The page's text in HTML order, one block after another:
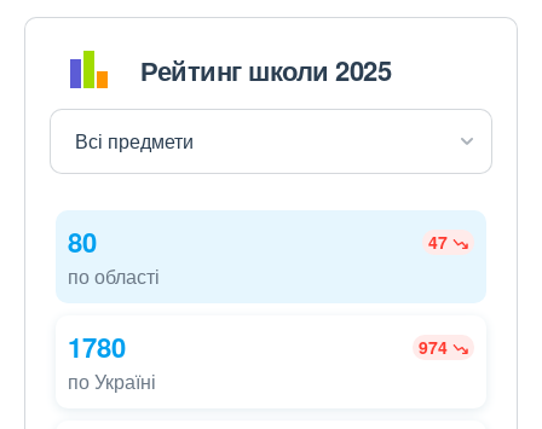
Рейтинг школи 2025
80 47
по області
1780 974
по Україні